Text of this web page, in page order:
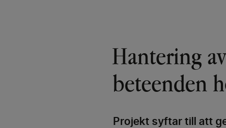
Hantering
beteenden
Projekt syftar till att